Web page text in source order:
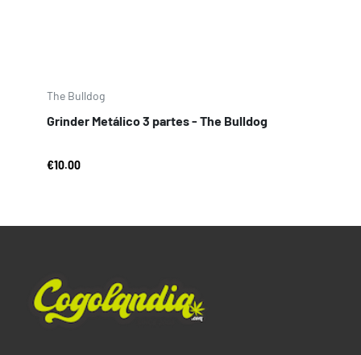
The Bulldog
Grinder Metálico 3 partes - The Bulldog
€10.00